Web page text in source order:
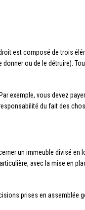
est composé de trois
ou de le détruire).
exemple, vous devez
du fait des
un immeuble divisé en
avec la mise en
prises en assemblée